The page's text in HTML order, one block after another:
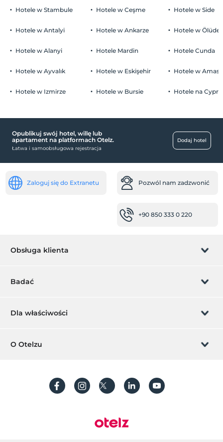
Hotele w Stambule
Hotele w Antalyi
Hotele w Alanyi
Hotele w Ayvalık
Hotele w Izmirze
Hotele w Ceşme
Hotele w Ankarze
Hotele Mardin
Hotele w Eskişehir
Hotele w Bursie
Hotele w Side
Hotele w
Hotele Cunda
Hotele w
Hotele na
Opublikuj swój hotel, willę lub
apartament na platformach Otelz.
Łatwa i samoobsługowa rejestracja
Dodaj hotel
Zaloguj się do Extranetu Pozwól nam zadzwonić
+90 850 333 0 220
Obsługa klienta
Zarządzanie rezerwacją
Często Zadawane Pytania
Badać
Karta podarunkowa
Utwórz konto
Dla właściwości
Dodaj swój hotel
O Otelzu